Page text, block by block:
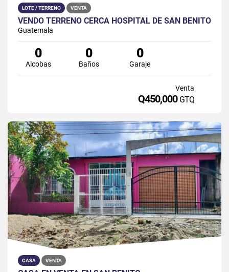
LOTE / TERRENO VENTA
VENDO TERRENO CERCA HOSPITAL DE SAN BENITO
Guatemala
0
Alcobas
0
Baños
0
Garaje
Venta
Q450,000 GTQ
CASA VENTA